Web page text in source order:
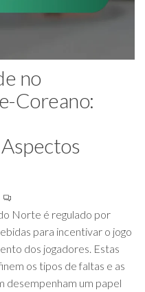
no
Coreano:
Norte é regulado por
para incentivar o jogo
dos jogadores. Estas
os tipos de faltas e as
desempenham um papel